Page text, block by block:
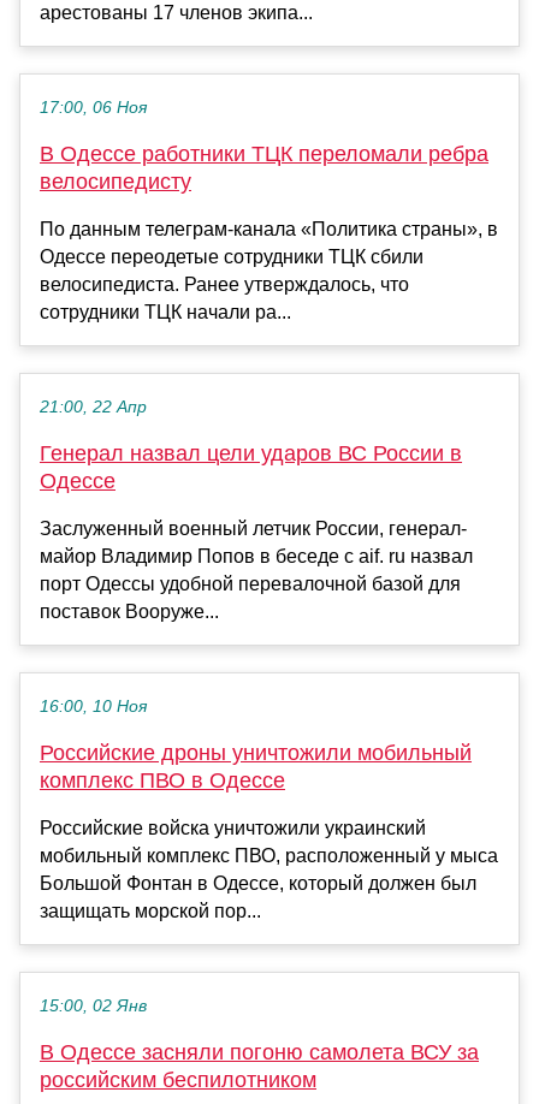
арестованы 17 членов экипа...
17:00, 06 Ноя
В Одессе работники ТЦК переломали ребра
велосипедисту
По данным телеграм-канала «Политика страны», в
Одессе переодетые сотрудники ТЦК сбили
велосипедиста. Ранее утверждалось, что
сотрудники ТЦК начали ра...
21:00, 22 Апр
Генерал назвал цели ударов ВС России в
Одессе
Заслуженный военный летчик России, генерал-
майор Владимир Попов в беседе с aif. ru назвал
порт Одессы удобной перевалочной базой для
поставок Вооруже...
16:00, 10 Ноя
Российские дроны уничтожили мобильный
комплекс ПВО в Одессе
Российские войска уничтожили украинский
мобильный комплекс ПВО, расположенный у мыса
Большой Фонтан в Одессе, который должен был
защищать морской пор...
15:00, 02 Янв
В Одессе засняли погоню самолета ВСУ за
российским беспилотником